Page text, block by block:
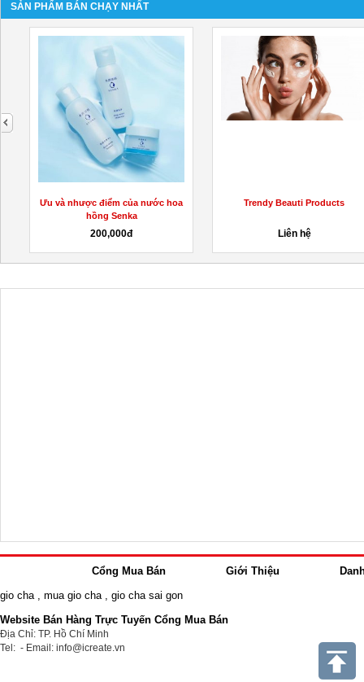
SẢN PHẨM BÁN CHẠY NHẤT
Ưu và nhược điểm của nước hoa
hồng Senka
200,000đ
Trendy Beauti Products
Liên hệ
Cổng Mua Bán Giới Thiệu
gio cha, mua gio cha, gio cha sai gon
Website Bán Hàng Trực Tuyến Cổng Mua Bán
Địa Chỉ: TP. Hồ Chí Minh
Tel: - Email: info@icreate.vn